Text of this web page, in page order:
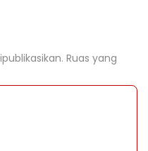
Ruas yang